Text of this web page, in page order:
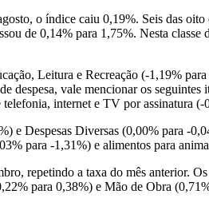
o índice caiu 0,19%. Seis das oito
de 0,14% para 1,75%. Nesta
Leitura e Recreação (-1,19%
despesa, vale mencionar os
internet e TV por assinatura (-
e Despesas Diversas (0,00% para -
para -1,31%) e alimentos para
repetindo a taxa do mês anterior.
para 0,38%) e Mão de Obra